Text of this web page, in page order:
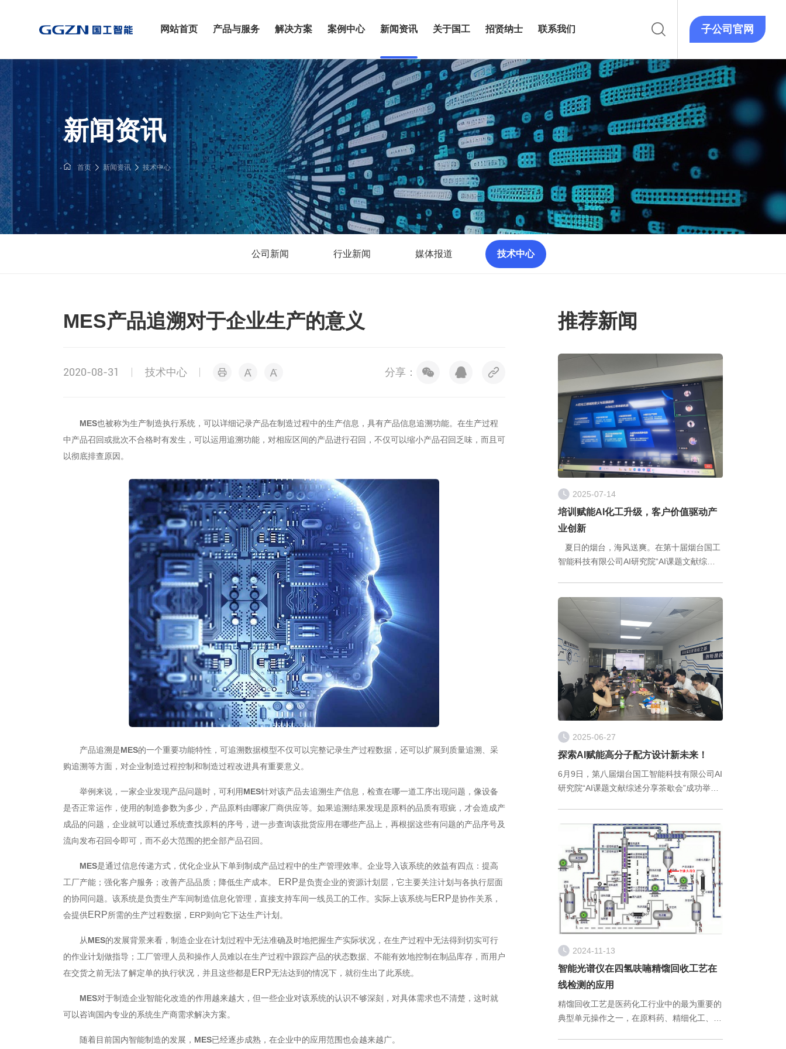
网站首页 产品与服务 解决方案 案例中心 新闻资讯 关于国工 招贤纳士 联系我们 子公司官网
新闻资讯
首页 新闻资讯 技术中心
公司新闻 行业新闻 媒体报道 技术中心
MES产品追溯对于企业生产的意义
2020-08-31 技术中心 分享：
MES也被称为生产制造执行系统， 可以详细记录产品在制造过程中的生产信息，具有产品信息追溯功能。在生产过程
中产品召回或批次不合格时有发生，可以运用追溯功能，对相应区间的产品进行召回，不仅可以缩小产品召回乏味，而且可
以彻底排查原因。
产品追溯是MES的一个重要功能特性 ，可追溯数据模型不仅可以完整记录生产过程数据，还可以扩展到质量追溯、采
购追溯等方面，对企业制造过程控制和制造过程改进具有重要意义。
举例来说，一家企业发现产品问题时，可利用MES针对该产品去追溯生产信息，检查在哪一道工序出现问题，像设备
是否正常运作，使用的制造参数为多少，产品原料由哪家厂商供应等。如果追溯结果发现是原料的品质有瑕疵，才会造成产
成品的问题，企业就可以通过系统查找原料的序号，进一步查询该批货应用在哪些产品上，再根据这些有问题的产品序号及
流向发布召回令即可，而不必大范围的把全部产品召回。
MES是通过信息传递方式，优化企业从下单到制成产品过程中的生产管理效率。企业导入该系统的效益有四点：提高
工厂产能；强化客户服务；改善产品品质；降低生产成本。
ERP是负责企业的资源计划层，它主要关注计划与各执行层面
的协同问题。 该系统是负责生产车间制造信息化管理，直接支持车间一线员工的工作。实际上该系统与ERP是协作关系，
会提供ERP所需的生产过程数据， ERP则向它下达生产计划。
从MES的发展背景来看，制造企业在计划过程中无法准确及时地把握生产实际状况，在生产过程中无法得到切实可行
的作业计划做指导；工厂管理人员和操作人员难以在生产过程中跟踪产品的状态数据、不能有效地控制在制品库存，而用户
在交货之前无法了解定单的执行状况，并且这些都是ERP无法达到的情况下，就衍生出了此系统。
MES对于制造企业智能化改造的作用越来越大，但一些企业对该系统的认识不够深刻，对具体需求也不清楚， 这时就
可以咨询国内专业的系统生产商需求解决方案。
随着目前国内智能制造的发展， MES已经逐步成熟，在企业中的应用范围也会越来越广。
推荐新闻
2025-07-14
培训赋能AI化工升级，客户价值驱动产
业创新
夏日的烟台，海风送爽。在第十届烟台国工
智能科技有限公司AI研究院“AI课题文献综述
2025-06-27
探索AI赋能高分子配方设计新未来！
6月9日，第八届烟台国工智能科技有限公司AI
研究院“AI课题文献综述分享茶歇会”成功举
析，展现了国工智能在AI+材
2024-11-13
智能光谱仪在四氢呋喃精馏回收工艺在
线检测的应用
精馏回收工艺是医药化工行业中的最为重要的
典型单元操作之一，在原料药、精细化工、轻